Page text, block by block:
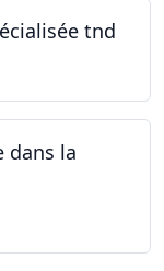
tnd
dans la